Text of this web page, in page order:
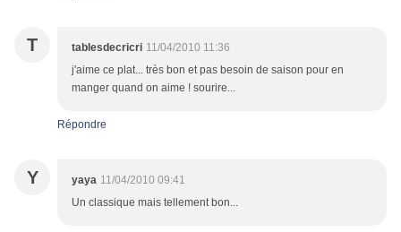
T tablesdecricri 11/04/2010 11:36
j'aime ce plat... très bon et pas besoin de saison pour en
manger quand on aime ! sourire...
Répondre
Y yaya 11/04/2010 09:41
Un classique mais tellement bon...